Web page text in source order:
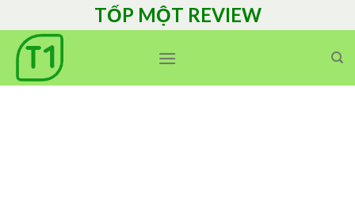
to
content
TỐP MỘT REVIEW